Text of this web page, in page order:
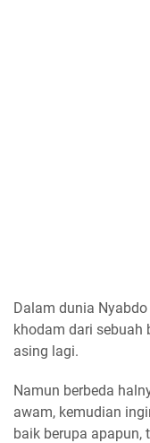
Dalam dunia
khodam dari sebuah
asing lagi.
Namun berbeda
awam, kemudian
baik berupa apapun,